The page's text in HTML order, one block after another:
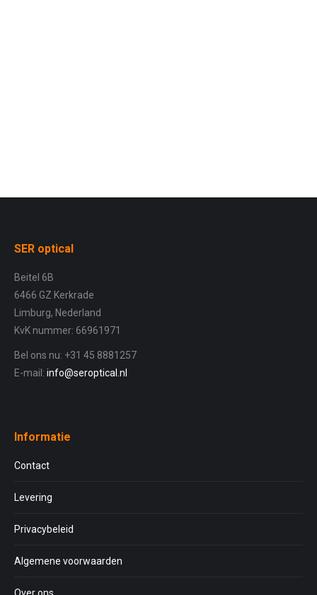
SER optical
Beitel 6B
6466 GZ Kerkrade
Limburg, Nederland
KvK nummer: 66961971
Bel ons nu: +31 45 8881257
E-mail: info@seroptical.nl
Informatie
Contact
Levering
Privacybeleid
Algemene voorwaarden